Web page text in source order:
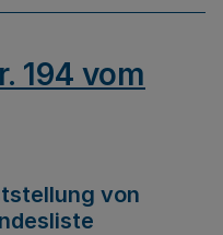
194 vom
von